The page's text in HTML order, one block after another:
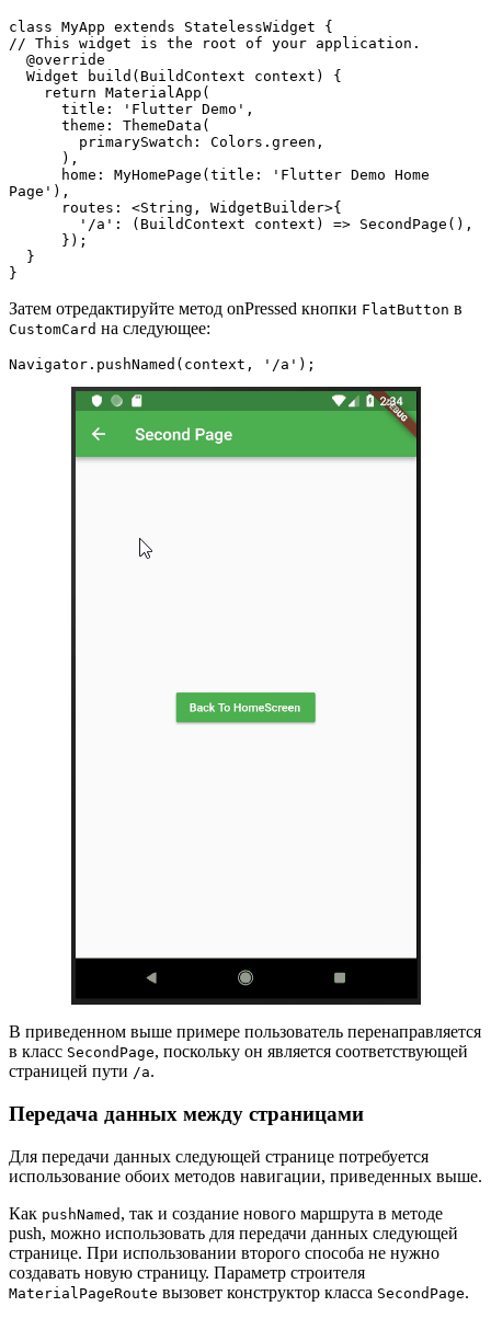
class MyApp extends StatelessWidget {
// This widget is the root of your application.
Page'),
}
Затем отредактируйте метод onPressed кнопки FlatButton в
CustomCard на следующее:
Navigator.pushNamed(context, '/a');
В приведенном выше примере пользователь перенаправляется
в класс SecondPage, поскольку он является соответствующей
страницей пути /a.
Передача данных между страницами
Для передачи данных следующей странице потребуется
использование обоих методов навигации, приведенных выше.
Как pushNamed , так и создание нового маршрута в методе
push, можно использовать для передачи данных следующей
странице. При использовании второго способа не нужно
создавать новую страницу. Параметр строителя
MaterialPageRoute вызовет конструктор класса SecondPage.